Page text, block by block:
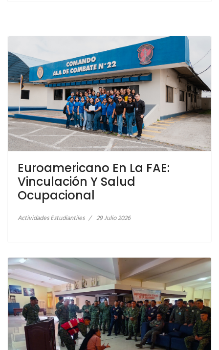
Euroamericano En La FAE:
Vinculación Y Salud
Ocupacional
Actividades Estudiantiles 29 Julio 2026
LEER MÁS… CAPACITACIÓN EN PRIMEROS AUXILIOS
EN LA FAE